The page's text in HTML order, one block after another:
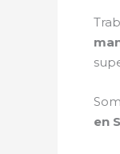
en